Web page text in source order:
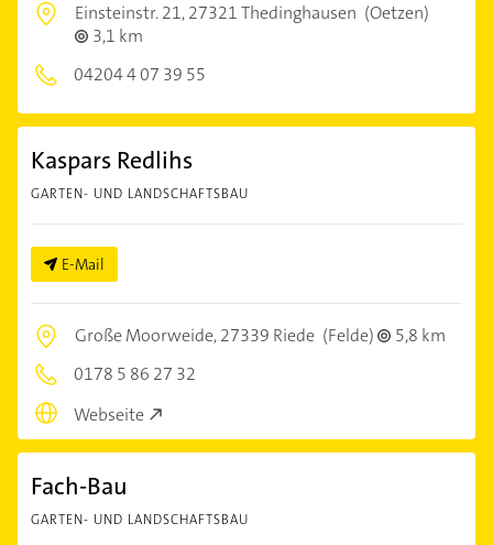
Einsteinstr. 21,27321 Thedinghausen (Oetzen)
3,1 km
04204 4 07 39 55
Kaspars Redlihs
GARTEN- UND LANDSCHAFTSBAU
E-Mail
Große Moorweide,27339 Riede (Felde)
5,8 km
0178 5 86 27 32
Webseite
Fach-Bau
GARTEN- UND LANDSCHAFTSBAU